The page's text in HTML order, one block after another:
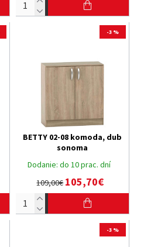
-3 %
Dodanie: do 10 prac. dní
BETTY 02-08 komoda, dub
sonoma
109,00€105,70€
-3 %